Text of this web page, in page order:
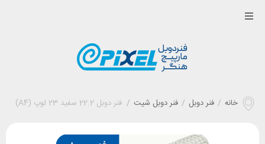
خانه / فنر دوبل / فنر دوبل شیت / فنر دوبل 22.2 سفید 23 لوپ (A4)